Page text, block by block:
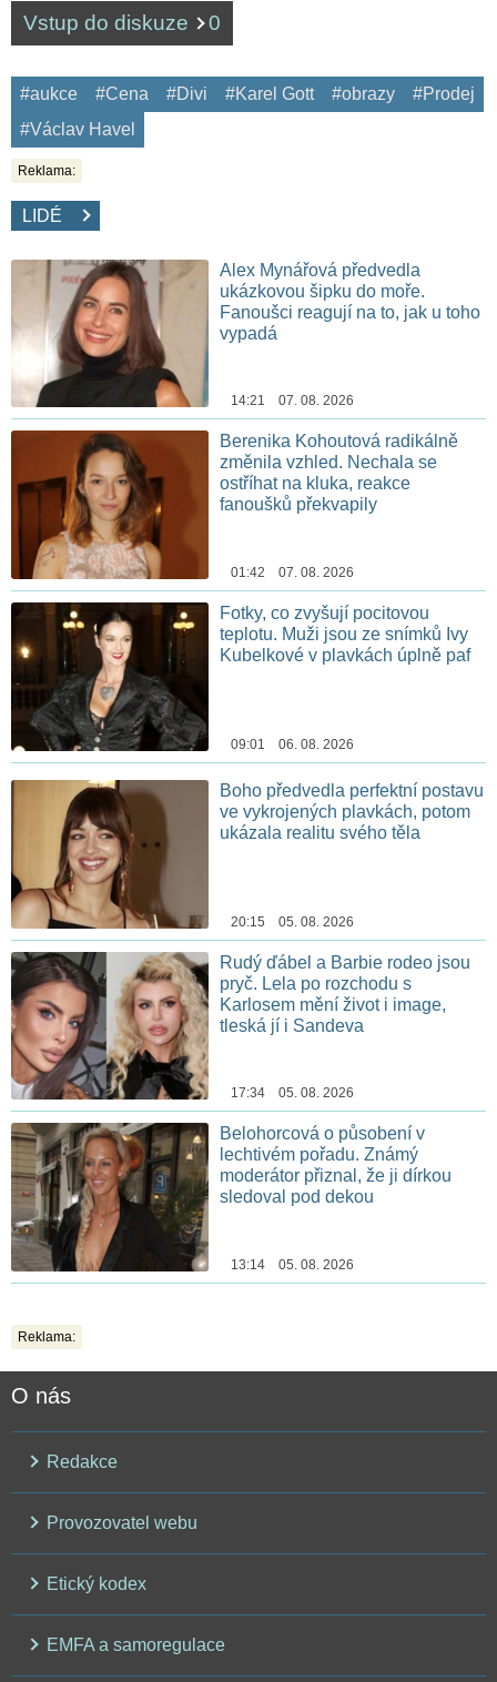
Vstup do diskuze 0
#aukce #Cena #Divi #Karel Gott #obrazy
#Prodej
#Václav Havel
Reklama:
LIDÉ
Alex Mynářová předvedla
ukázkovou šipku do moře.
Fanoušci reagují na to, jak u toho
vypadá
14:21 07. 08. 2026
Berenika Kohoutová radikálně
změnila vzhled. Nechala se
ostříhat na kluka, reakce
fanoušků překvapily
01:42 07. 08. 2026
Fotky, co zvyšují pocitovou
teplotu. Muži jsou ze snímků Ivy
Kubelkové v plavkách úplně paf
09:01 06. 08. 2026
Boho předvedla perfektní postavu
ve vykrojených plavkách, potom
ukázala realitu svého těla
20:15 05. 08. 2026
Rudý ďábel a Barbie rodeo jsou
pryč. Lela po rozchodu s
Karlosem mění život i image,
tleská jí i Sandeva
17:34 05. 08. 2026
Belohorcová o působení v
lechtivém pořadu. Známý
moderátor přiznal, že ji dírkou
sledoval pod dekou
13:14 05. 08. 2026
Reklama:
O nás
Redakce
Provozovatel webu
Etický kodex
EMFA a samoregulace